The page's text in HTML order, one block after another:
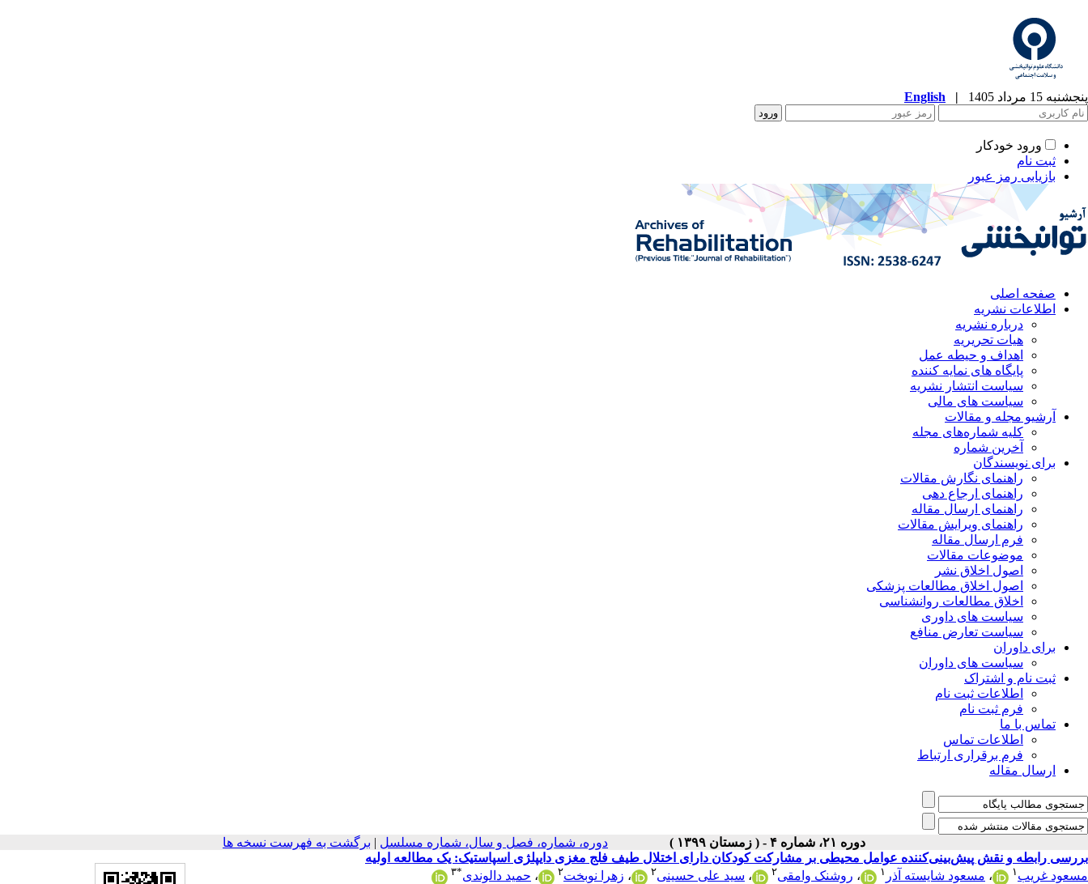
پنجشنبه 15 مرداد 1405 |
English
ورود خودکار
ثبت نام
بازیابی رمز عبور
صفحه اصلی
اطلاعات نشریه
درباره نشریه
هیات تحریریه
اهداف و حیطه عمل
پایگاه های نمایه کننده
سیاست انتشار نشریه
سیاست های مالی
آرشیو مجله و مقالات
کلیه شماره‌های مجله
آخرین شماره
برای نویسندگان
راهنمای نگارش مقالات
راهنمای ارجاع دهی
راهنمای ارسال مقاله
راهنمای ویرایش مقالات
فرم ارسال مقاله
موضوعات مقالات
اصول اخلاق نشر
اصول اخلاق مطالعات پزشکی
اخلاق مطالعات روانشناسی
سیاست های داوری
سیاست تعارض منافع
برای داوران
سیاست های داوران
ثبت نام و اشتراک
اطلاعات ثبت نام
فرم ثبت نام
تماس با ما
اطلاعات تماس
فرم برقراری ارتباط
ارسال مقاله
دوره ۲۱، شماره ۴ - ( زمستان ۱۳۹۹ ) دوره، شماره، فصل و سال، شماره مسلسل | برگشت به فهرست نسخه ها
بررسی رابطه و نقش پیش‌بینی‌کننده عوامل محیطی بر مشارکت کودکان دارای اختلال طیف فلج مغزی دایپلژی اسپاستیک: یک مطالعه اولیه
مسعود غریب ۱ ، مسعود شایسته آذر ۱ ، روشنک وامقی۲ ، سید علی حسینی۲ ، زهرا نوبخت۲ ، حمید دالوندی*۳